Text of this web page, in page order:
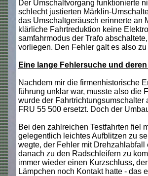
Der Umschaltvorgang funktionierte
schlecht justierten Märklin-
das Umschaltgeräusch erinnerte an
klärliche Fahrtreduktion keine
samfahrmodus der Trafo
vorliegen. Den Fehler galt es also zu
Eine lange Fehlersuche und
Nachdem mir die firmenhistorische
führung unklar war, musste also die
wurde der
FRU 55 500 ersetzt. Doch der
Bei den zahlreichen Testfahrten fiel
gelegentlich leichtes Aufblitzen zu
wegte, der Fehler mit
danach zu den Radschleifern zu
immer wieder einen Kurzschluss,
Lämpchen noch Kontakt hatte - das